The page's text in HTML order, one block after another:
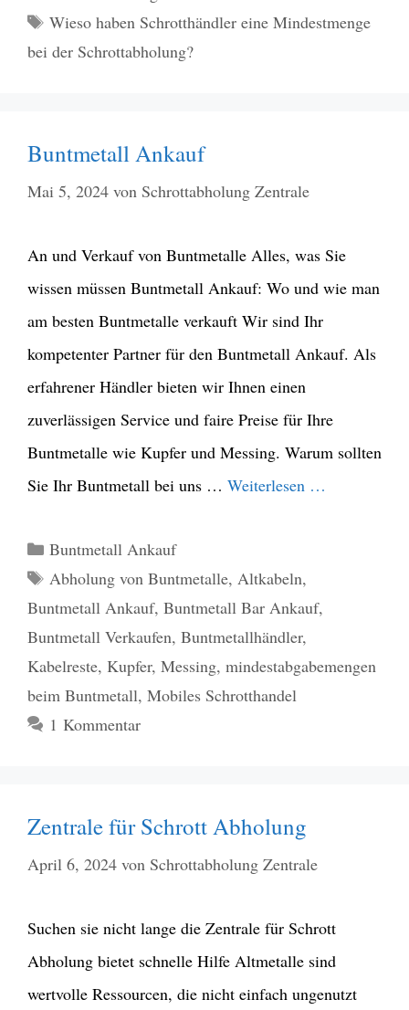
Schlagwörter
Wieso haben Schrotthändler eine Mindestmenge
bei der Schrottabholung?
Buntmetall Ankauf
Mai 5, 2024 von Schrottabholung Zentrale
An und Verkauf von Buntmetalle Alles, was Sie
wissen müssen Buntmetall Ankauf: Wo und wie man
am besten Buntmetalle verkauft Wir sind Ihr
kompetenter Partner für den Buntmetall Ankauf. Als
erfahrener Händler bieten wir Ihnen einen
zuverlässigen Service und faire Preise für Ihre
Buntmetalle wie Kupfer und Messing. Warum sollten
Sie Ihr Buntmetall bei uns … Weiterlesen …
Kategorien
Buntmetall Ankauf
Schlagwörter
Abholung von Buntmetalle, Altkabeln,
Buntmetall Ankauf, Buntmetall Bar Ankauf,
Buntmetall Verkaufen, Buntmetallhändler,
Kabelreste, Kupfer, Messing, mindestabgabemengen
beim Buntmetall, Mobiles Schrotthandel
1 Kommentar
Zentrale für Schrott Abholung
April 6, 2024 von Schrottabholung Zentrale
Suchen sie nicht lange die Zentrale für Schrott
Abholung bietet schnelle Hilfe Altmetalle sind
wertvolle Ressourcen, die nicht einfach ungenutzt